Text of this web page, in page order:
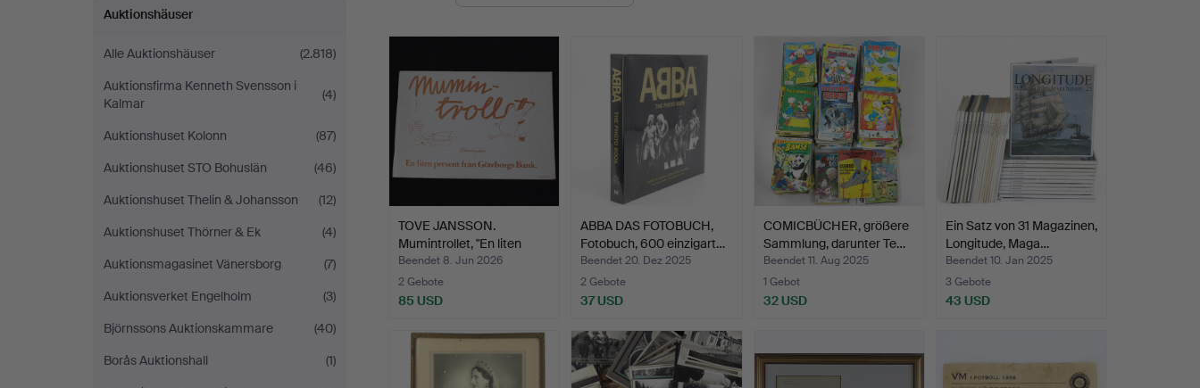
Auktionshäuser
Alle Auktionshäuser
(2.818)
Auktionsfirma Kenneth Svensson i
Kalmar
(4)
Auktionshuset Kolonn
(87)
Auktionshuset STO Bohuslän
(46)
Auktionshuset Thelin & Johansson
(12)
Auktionshuset Thörner & Ek
(4)
Auktionsmagasinet Vänersborg
(7)
Auktionsverket Engelholm
(3)
Björnssons Auktionskammare
(40)
Borås Auktionshall
(1)
TOVE JANSSON.
Mumintrollet, "En liten
pres…
Beendet 8. Jun 2026
2 Gebote
85 USD
ABBA DAS FOTOBUCH,
Fotobuch, 600 einzigart…
Beendet 20. Dez 2025
2 Gebote
37 USD
COMICBÜCHER, größere
Sammlung, darunter Te…
Beendet 11. Aug 2025
1 Gebot
32 USD
Ein Satz von 31 Magazinen,
Longitude, Maga…
Beendet 10. Jan 2025
3 Gebote
43 USD